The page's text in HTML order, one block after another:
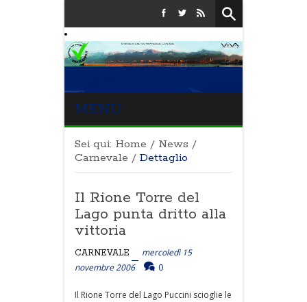
MENU
Sei qui: Home / News /
Carnevale / Dettaglio
Il Rione Torre del
Lago punta dritto alla
vittoria
CARNEVALE
mercoledì 15
novembre 2006
0
Il Rione Torre del Lago Puccini scioglie le